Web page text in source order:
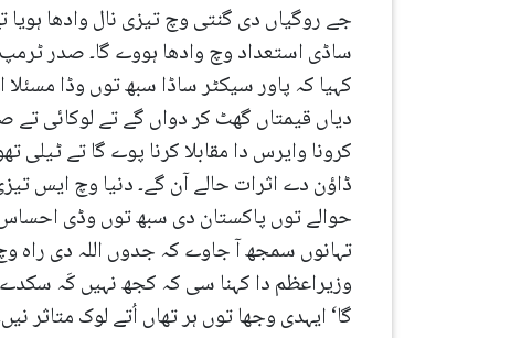
جے روگیاں دی گنتی وچ تیزی نال وادھا
ساڈی استعداد وچ وادھا ہووے گا۔ صدر
کہیا کہ پاور سیکٹر ساڈا سبھ توں وڈا
دیاں قیمتاں گھٹ کر دواں گے تے لوکائی تے
کرونا وایرس دا مقابلا کرنا پوے گا تے
ڈاؤن دے اثرات حالے آن گے۔ دنیا وچ ایس
حوالے توں پاکستان دی سبھ توں وڈی احساس
تہانوں سمجھ آ جاوے کہ جدوں اللہ دی راہ
وزیراعظم دا کہنا سی کہ کجھ نہیں کَہ
گا‘ ایہدی وجھا توں ہر تھاں اُتے لوک متاثر